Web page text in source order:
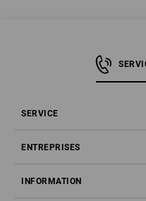
SERVICE
ENTREPRISES
INFORMATION